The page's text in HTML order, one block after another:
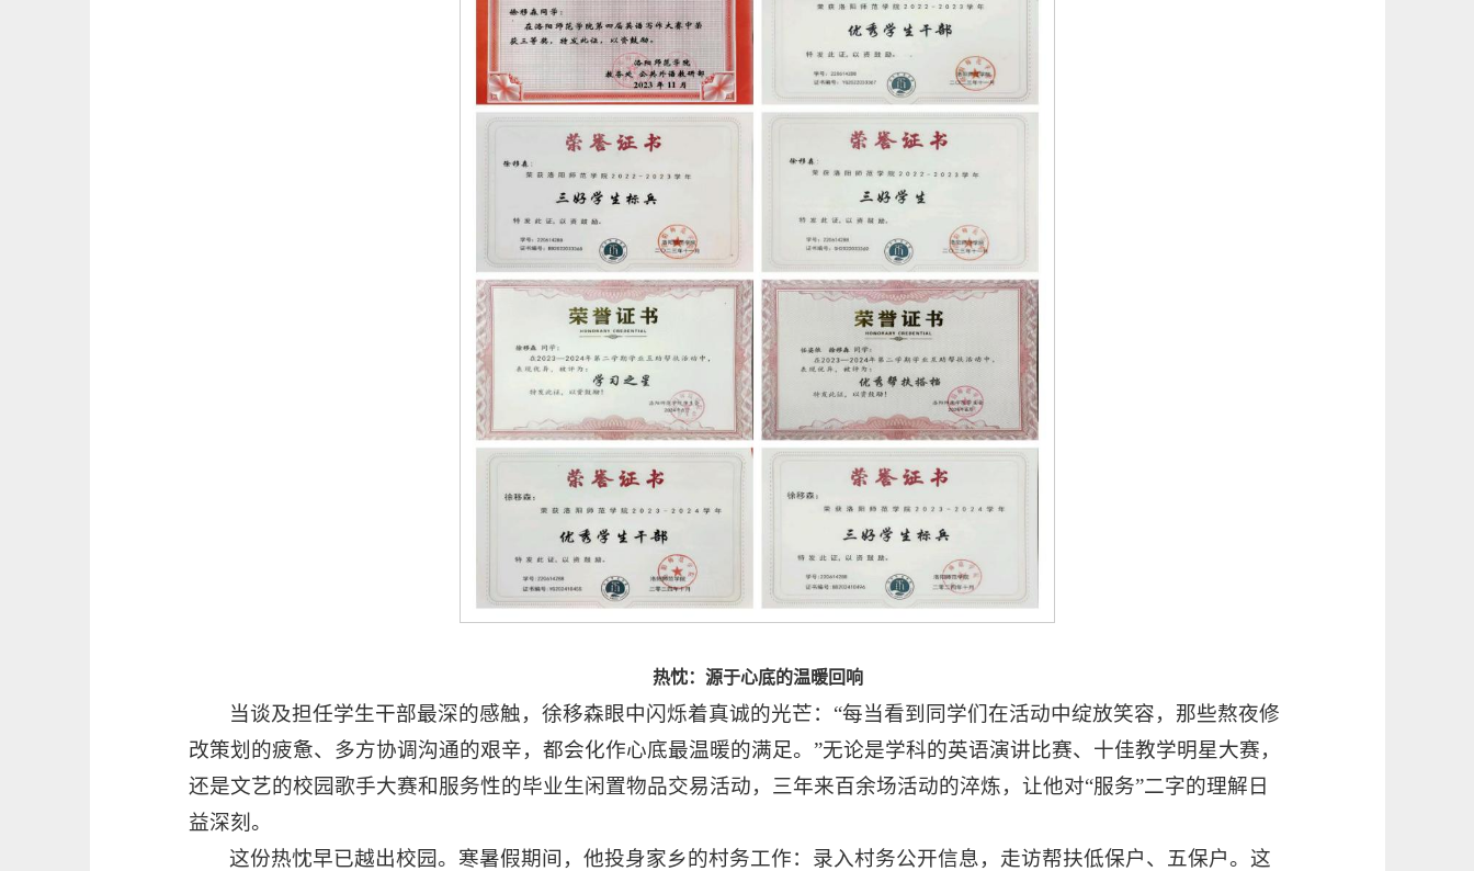
热忱：源于心底的温暖回响
当谈及担任学生干部最深的感触，徐移森眼中闪烁着真诚的光芒：“每当看到同学们在活动中绽放笑容，那些熬夜修
改策划的疲惫、多方协调沟通的艰辛，都会化作心底最温暖的满足。”无论是学科的英语演讲比赛、十佳教学明星大赛，
还是文艺的校园歌手大赛和服务性的毕业生闲置物品交易活动，三年来百余场活动的淬炼，让他对“服务”二字的理解日
益深刻。
这份热忱早已越出校园。寒暑假期间，他投身家乡的村务工作：录入村务公开信息，走访帮扶低保户、五保户。这